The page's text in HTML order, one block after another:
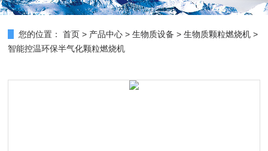
您的位置： 首页 > 产品中心 >生物质设备 >生物质颗粒燃烧机 >
智能控温环保半气化颗粒燃烧机